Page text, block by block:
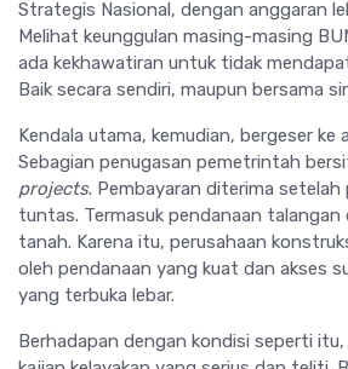
Strategis Nasional, dengan anggaran
Melihat keunggulan masing-masing
ada kekhawatiran untuk tidak
Baik secara sendiri, maupun bersama
Kendala utama, kemudian, bergeser ke
Sebagian penugasan pemetrintah
projects. Pembayaran diterima setelah
tuntas. Termasuk pendanaan talangan
tanah. Karena itu, perusahaan
oleh pendanaan yang kuat dan akses
yang terbuka lebar.
Berhadapan dengan kondisi seperti itu,